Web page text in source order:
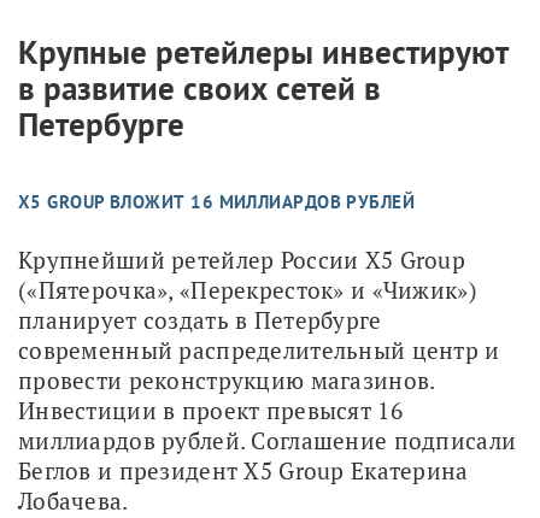
Крупные ретейлеры инвестируют
в развитие своих сетей в
Петербурге
X5 GROUP ВЛОЖИТ 16 МИЛЛИАРДОВ РУБЛЕЙ
Крупнейший ретейлер России X5 Group
(«Пятерочка», «Перекресток» и «Чижик»)
планирует создать в Петербурге
современный распределительный центр и
провести реконструкцию магазинов.
Инвестиции в проект превысят 16
миллиардов рублей. Соглашение подписали
Беглов и президент X5 Group Екатерина
Лобачева.